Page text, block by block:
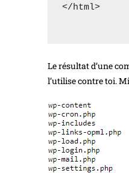
</html>
Le résultat d’une
l’utilise contre toi.